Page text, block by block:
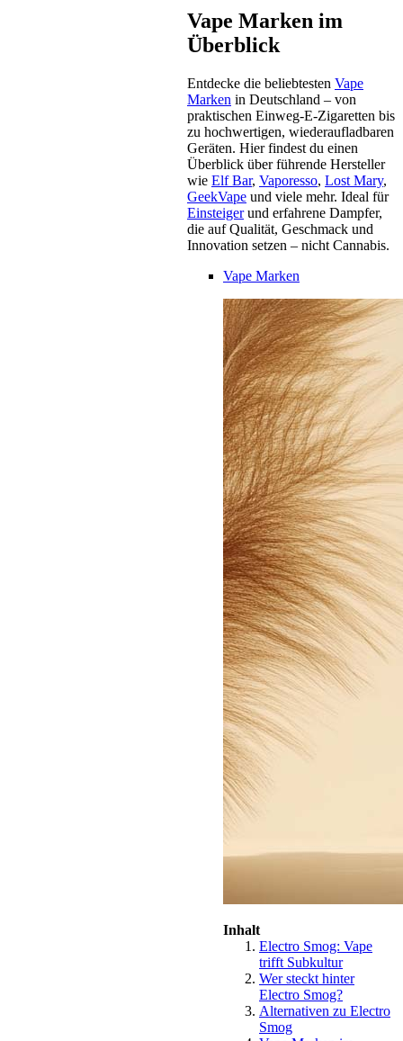
Vape Marken im
Überblick
Entdecke die beliebtesten Vape
Marken in Deutschland – von
praktischen Einweg-E-Zigaretten bis
zu hochwertigen, wiederaufladbaren
Geräten. Hier findest du einen
Überblick über führende Hersteller
wie Elf Bar, Vaporesso, Lost Mary,
GeekVape und viele mehr. Ideal für
Einsteigerund erfahrene Dampfer,
die auf Qualität, Geschmack und
Innovation setzen – nicht Cannabis.
Vape Marken
Inhalt
Electro Smog: Vape
trifft Subkultur
Wer steckt hinter
Electro Smog?
Alternativen zu Electro
Smog